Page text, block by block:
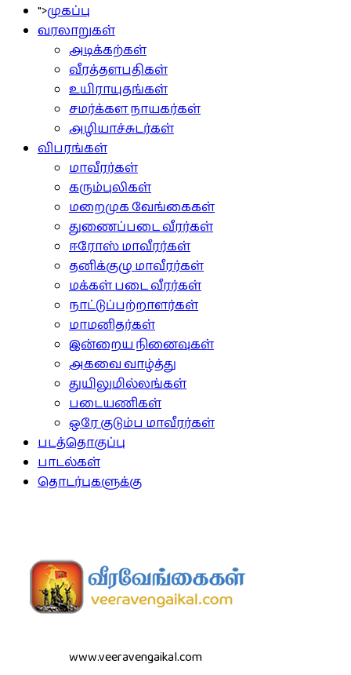
">முகப்பு
வரலாறுகள்
அடிக்கற்கள்
வீரத்தளபதிகள்
உயிராயுதங்கள்
சமர்க்கள நாயகர்கள்
அழியாச்சுடர்கள்
விபரங்கள்
மாவீரர்கள்
கரும்புலிகள்
மறைமுக வேங்கைகள்
துணைப்படை வீரர்கள்
ஈரோஸ் மாவீரர்கள்
தனிக்குழு மாவீரர்கள்
மக்கள் படை வீரர்கள்
நாட்டுப்பற்றாளர்கள்
மாமனிதர்கள்
இன்றைய நினைவுகள்
அகவை வாழ்த்து
துயிலுமில்லங்கள்
படையணிகள்
ஒரே குடும்ப மாவீரர்கள்
படத்தொகுப்பு
பாடல்கள்
தொடர்புகளுக்கு
www.veeravengaikal.com